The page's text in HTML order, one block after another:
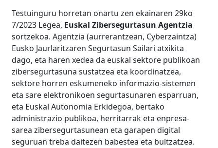
Testuinguru horretan onartu zen ekainaren 29ko
7/2023 Legea, Euskal Zibersegurtasun Agentzia
sortzekoa. Agentzia (aurrerantzean, Cyberzaintza)
Eusko Jaurlaritzaren Segurtasun Sailari atxikita
dago, eta haren xedea da euskal sektore publikoan
zibersegurtasuna sustatzea eta koordinatzea,
sektore horren eskumeneko informazio-sistemen
eta sare elektronikoen segurtasunaren esparruan,
eta Euskal Autonomia Erkidegoa, bertako
administrazio publikoa, herritarrak eta enpresa-
sarea zibersegurtasunean eta garapen digital
seguruan treba daitezen babestea eta bultzatzea.